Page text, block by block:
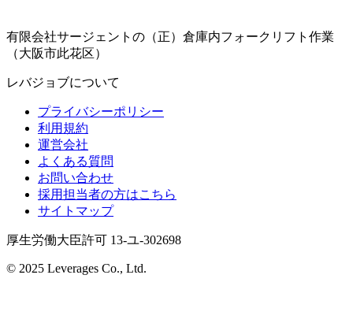
有限会社サージェントの（正）倉庫内フォークリフト作業
（大阪市此花区）
レバジョブについて
プライバシーポリシー
利用規約
運営会社
よくある質問
お問い合わせ
採用担当者の方はこちら
サイトマップ
厚生労働大臣許可 13-ユ-302698
© 2025 Leverages Co., Ltd.